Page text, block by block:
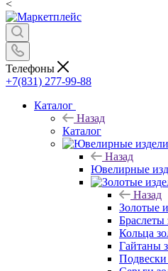
<
Телефоны
+7(831) 277-99-88
Каталог
Назад
Каталог
Назад
Ювелирные
Назад
Золотые
Браслеты
Кольца
Гайтаны
Подвески